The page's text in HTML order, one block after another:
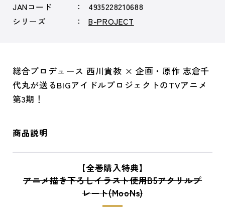
JANコード
4935228210688
シリーズ
B-PROJECT
総合プロデュース 西川貴教 × 企画・原作 志倉千
代丸が送るBIGアイドルプロジェクトのTVアニメ
第3期！
商品説明
【全巻購入特典】
アニメ描き下ろしイラスト使用B5アクリルプ
レート(MooNs)